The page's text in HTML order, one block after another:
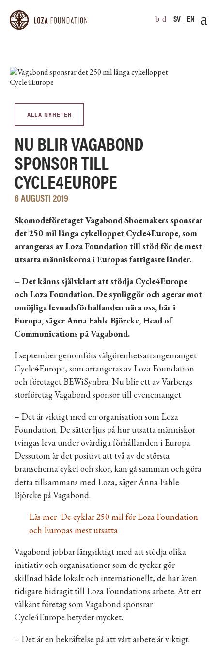
SV EN
ALLA NYHETER
NU BLIR VAGABOND
SPONSOR TILL
CYCLE4EUROPE
6 AUGUSTI 2019
Skomodeföretaget Vagabond Shoemakers sponsrar
det 250 mil långa cykelloppet Cycle4Europe, som
arrangeras av Loza Foundation till stöd för de mest
utsatta människorna i Europas fattigaste länder.
– Det känns självklart att stödja Cycle4Europe
och Loza Foundation. De synliggör och agerar mot
omöjliga levnadsförhållanden nära oss, här i
Europa, säger Anna Fahle Björcke, Head of
Communications på Vagabond.
I september genomförs välgörenhetsarrangemanget
Cycle4Europe, som arrangeras av Loza Foundation
och företaget BEWiSynbra. Nu blir ett av Varbergs
storföretag Vagabond sponsor till evenemanget.
– Det är viktigt med en organisation som Loza
Foundation. De sätter ljus på hur utsatta människor
tvingas leva under ovärdiga förhållanden i Europa.
Dessutom är det positivt att två av de största
branscherna cykel och skor, kan gå samman och göra
detta tillsammans med Loza, säger Anna Fahle
Björcke på Vagabond.
Läs mer: De cyklar 250 mil för Loza Foundation
och Europas mest utsatta
Vagabond jobbar långsiktigt med att stödja olika
initiativ och organisationer som de tycker gör
skillnad både lokalt och internationellt, de har även
tidigare bidragit till Loza Foundations arbete. Att ett
välkänt företag som Vagabond sponsrar
Cycle4Europe betyder mycket.
– Det är en bekräftelse på att vårt arbete är viktigt.